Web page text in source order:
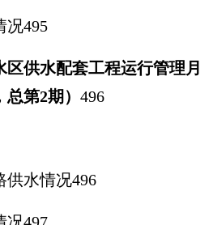
况495
区供水配套工程运行管理月
总第2期） 496
供水情况496